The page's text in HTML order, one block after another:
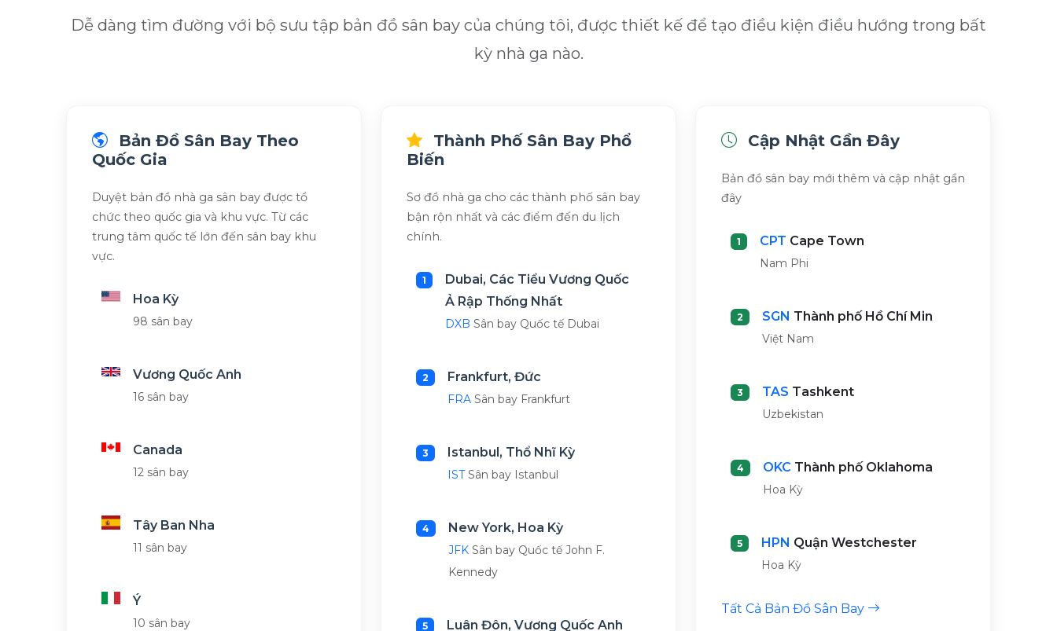
Dễ dàng tìm đường với bộ sưu tập bản đồ sân bay của chúng tôi, được thiết kế để tạo điều kiện điều hướng trong bất
kỳ nhà ga nào.
Bản Đồ Sân Bay Theo
Quốc Gia
Duyệt bản đồ nhà ga sân bay được tổ
chức theo quốc gia và khu vực. Từ các
trung tâm quốc tế lớn đến sân bay khu
vực.
Hoa Kỳ
98 sân bay
Vương Quốc Anh
16 sân bay
Canada
12 sân bay
Tây Ban Nha
11 sân bay
Ý
10 sân bay
Thành Phố Sân Bay Phổ
Biến
Sơ đồ nhà ga cho các thành phố sân bay
bận rộn nhất và các điểm đến du lịch
chính.
1
Dubai, Các Tiểu Vương Quốc
Ả Rập Thống Nhất
DXB Sân bay Quốc tế Dubai
2 Frankfurt, Đức
FRASân bay Frankfurt
3 Istanbul, Thổ Nhĩ Kỳ
ISTSân bay Istanbul
4 New York, Hoa Kỳ
JFKSân bay Quốc tế John F.
Kennedy
5 Luân Đôn, Vương Quốc Anh
Cập Nhật Gần Đây
Bản đồ sân bay mới thêm và cập nhật gần
đây
1 CPT Cape Town
Nam Phi
2 SGN Thành phố Hồ Chí Min
Việt Nam
3 TAS Tashkent
Uzbekistan
4 OKCThành phố Oklahoma
Hoa Kỳ
5 HPN Quận Westchester
Hoa Kỳ
Tất Cả Bản Đồ Sân Bay